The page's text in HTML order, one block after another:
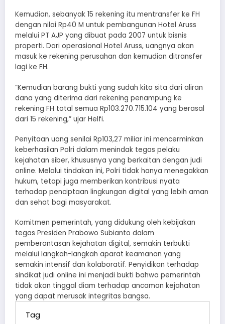
Kemudian, sebanyak 15 rekening itu mentransfer ke FH
dengan nilai Rp40 M untuk pembangunan Hotel Aruss
melalui PT AJP yang dibuat pada 2007 untuk bisnis
properti. Dari operasional Hotel Aruss, uangnya akan
masuk ke rekening perusahan dan kemudian ditransfer
lagi ke FH.
“Kemudian barang bukti yang sudah kita sita dari aliran
dana yang diterima dari rekening penampung ke
rekening FH total semua Rp103.270.715.104 yang berasal
dari 15 rekening,” ujar Helfi.
Penyitaan uang senilai Rp103,27 miliar ini mencerminkan
keberhasilan Polri dalam menindak tegas pelaku
kejahatan siber, khususnya yang berkaitan dengan judi
online. Melalui tindakan ini, Polri tidak hanya menegakkan
hukum, tetapi juga memberikan kontribusi nyata
terhadap penciptaan lingkungan digital yang lebih aman
dan sehat bagi masyarakat.
Komitmen pemerintah, yang didukung oleh kebijakan
tegas Presiden Prabowo Subianto dalam
pemberantasan kejahatan digital, semakin terbukti
melalui langkah-langkah aparat keamanan yang
semakin intensif dan kolaboratif. Penyidikan terhadap
sindikat judi online ini menjadi bukti bahwa pemerintah
tidak akan tinggal diam terhadap ancaman kejahatan
yang dapat merusak integritas bangsa.
Tag